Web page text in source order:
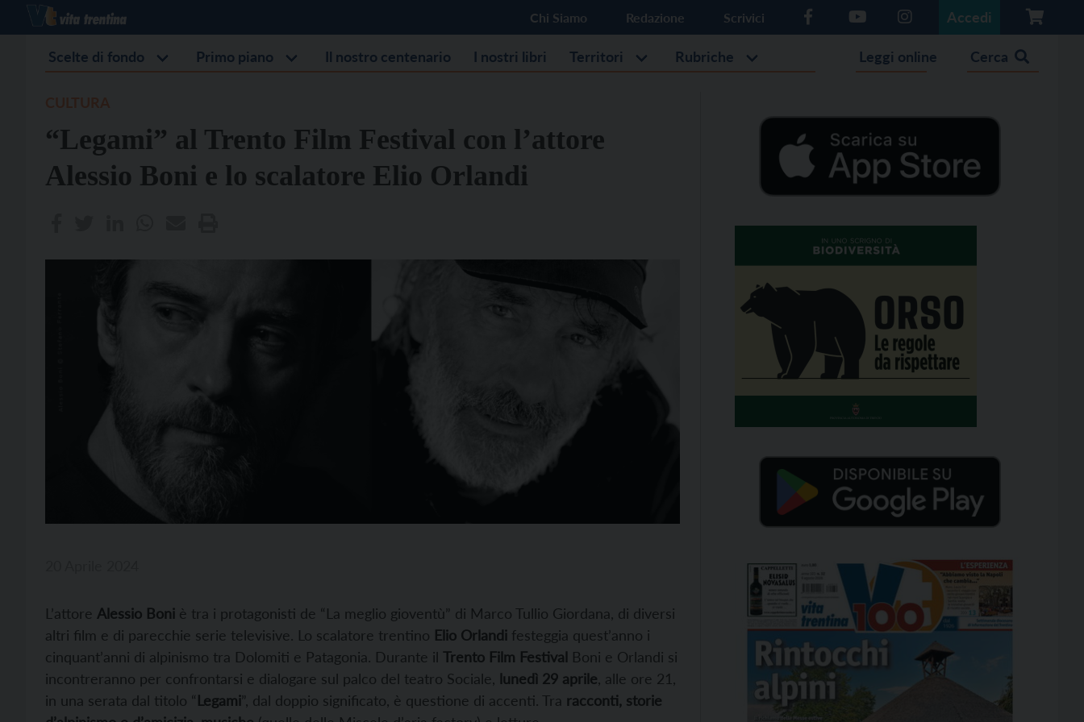
Chi Siamo Redazione Scrivici Accedi
Scelte di fondo Primo piano Il nostro centenario I nostri libri Territori Rubriche Leggi online Cerca
“Legami” al Trento Film Festival con l’attore
Alessio Boni e lo scalatore Elio Orlandi
L’attore Alessio Boni è tra i protagonisti de “La meglio gioventù” di Marco Tullio Giordana, di diversi
altri film e di parecchie serie televisive. Lo scalatore trentino Elio Orlandi festeggia quest’anno i
cinquant’anni di alpinismo tra Dolomiti e Patagonia. Durante il Trento Film Festival Boni e Orlandi si
incontreranno per confrontarsi e dialogare sul palco del teatro Sociale, lunedì 29 aprile , alle ore 21,
in una serata dal titolo “Legami”, dal doppio significato, è questione di accenti. Tra racconti, storie